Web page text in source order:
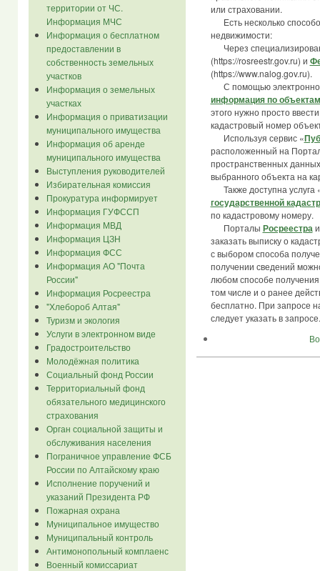
территории от ЧС.
Информация МЧС
Информация о бесплатном
предоставлении в
собственность земельных
участков
Информация о земельных
участках
Информация о приватизации
муниципального имущества
Информация об аренде
муниципального имущества
Выступления руководителей
Избирательная комиссия
Прокуратура информирует
Информация ГУФССП
Информация МВД
Информация ЦЗН
Информация ФСС
Информация АО "Почта
России"
Информация Росреестра
"Хлебороб Алтая"
Туризм и экология
Услуги в электронном виде
Градостроительство
Молодёжная политика
Социальный фонд России
Территориальный фонд
обязательного медицинского
страхования
Орган социальной защиты и
обслуживания населения
Пограничное управление ФСБ
России по Алтайскому краю
Исполнение поручений и
указаний Президента РФ
Пожарная охрана
Муниципальное имущество
Муниципальный контроль
Антимонопольный комплаенс
Военный комиссариат
или страховании.
Есть несколько
недвижимости:
Через
(https://rosreestr.gov.ru) и
(https://www.nalog.gov.ru).
С помощью
информация по
этого нужно просто
кадастровый номер
Используя сервис «
расположенный на
пространственных
выбранного объекта на
Также доступна услуга
государственной
по кадастровому номеру.
Порталы Росреестра
заказать выписку о
с выбором способа
получении сведений
любом способе
том числе и о ранее
бесплатно. При запросе
следует указать в запросе.